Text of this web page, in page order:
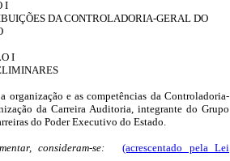
I
DA CONTROLADORIA-GERAL DO
I
organização e as competências da Controladoria-
da Carreira Auditoria, integrante do Grupo
do Poder Executivo do Estado.
consideram-se:
(acrescentado pela Lei